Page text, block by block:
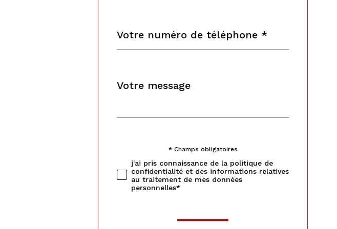
*
Fieldset
Message
*
Validation* Champs obligatoires
j'ai pris connaissance de la politique de
confidentialité et des informations relatives
au traitement de mes données
personnelles*